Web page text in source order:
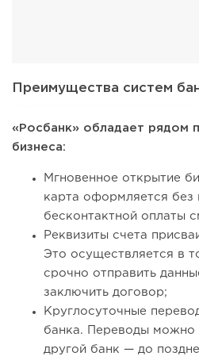
Преимущества систем
«Росбанк» обладает рядом
бизнеса:
Мгновенное открытие
карта оформляется без
бесконтактной оплаты
Реквизиты счета
Это осуществляется в
срочно отправить
заключить договор;
Круглосуточные
банка. Переводы можно
другой банк — до